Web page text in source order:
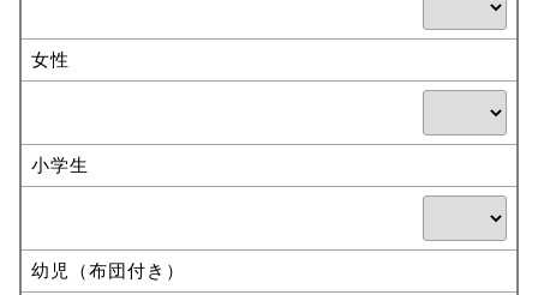
女性
小学生
幼児（布団付き）